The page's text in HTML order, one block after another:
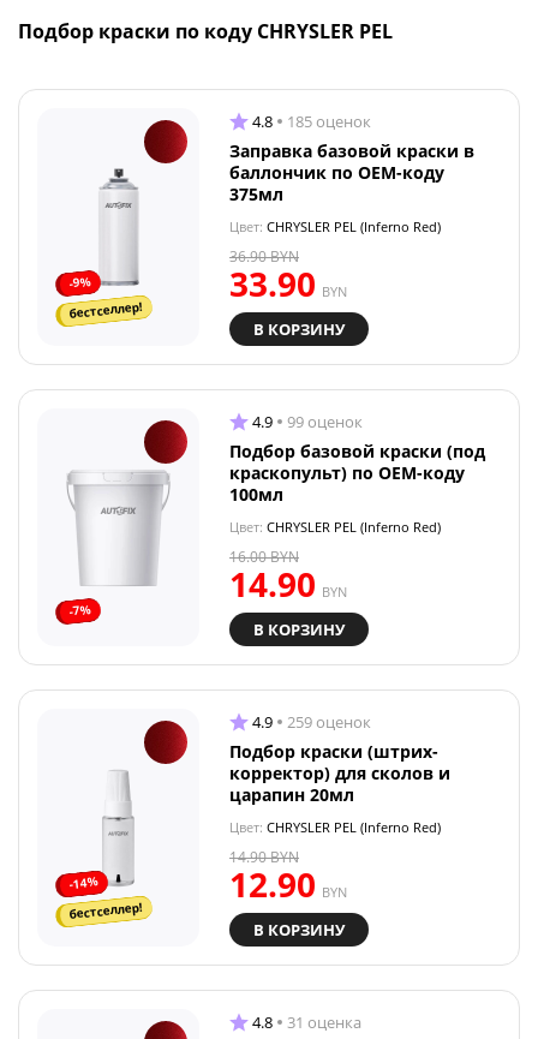
Подбор краски по коду CHRYSLER PEL
-9%
бестселлер!
4.8 185 оценок
Заправка базовой краски в
баллончик по OEM-коду
375мл
Цвет: CHRYSLER PEL (Inferno Red)
33.90 BYN
36.90BYN
В КОРЗИНУ
-7%
4.9 99 оценок
Подбор базовой краски (под
краскопульт) по OEM-коду
100мл
Цвет: CHRYSLER PEL (Inferno Red)
14.90 BYN
16.00BYN
В КОРЗИНУ
-14%
бестселлер!
4.9 259 оценок
Подбор краски (штрих-
корректор) для сколов и
царапин 20мл
Цвет: CHRYSLER PEL (Inferno Red)
12.90 BYN
14.90BYN
В КОРЗИНУ
4.8 31 оценка